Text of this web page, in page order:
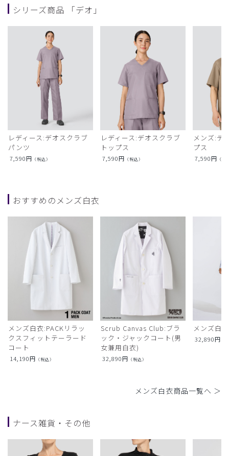
シリーズ商品 「デオ」
レディース:デオスクラブ
パンツ
7,590円 （税込）
レディース:デオスクラブ
トップス
7,590円 （税込）
メンズ:デ
プス
7,590円 （税
おすすめのメンズ白衣
メンズ白衣:PACKリラッ
クスフィットテーラード
コート
14,190円 （税込）
Scrub Canvas Club:ブラ
ック・ジャックコート(男
女兼用白衣)
32,890円 （税込）
メンズ白
32,890円
メンズ白衣商品一覧へ ＞
ナース雑貨・その他